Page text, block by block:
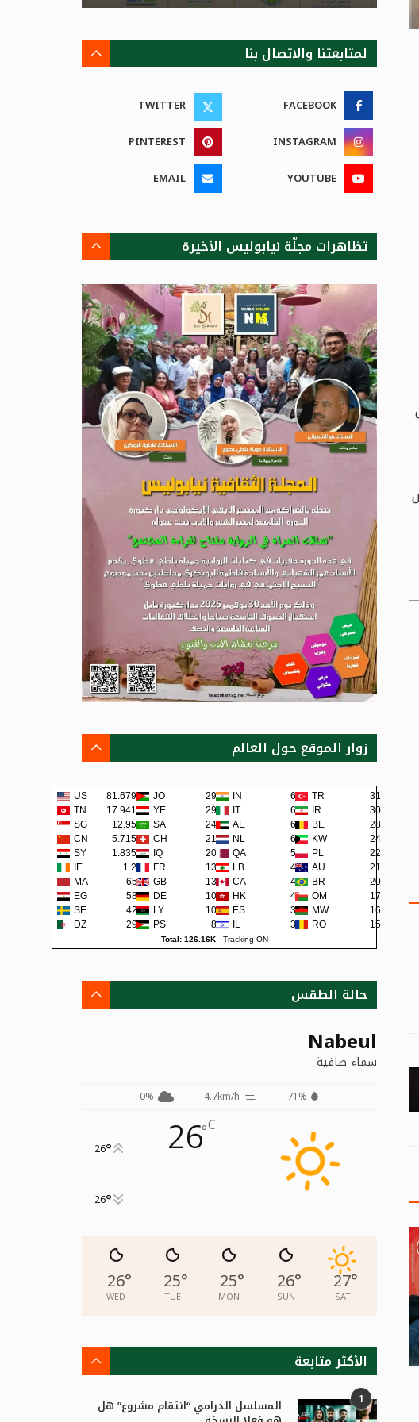
قليبية: المهرجان الدولي لفيلم الهواة
بقليبية الدورة التاسعة... الدورة...
لمتابعتنا والاتصال بنا
FACEBOOK
TWITTER
INSTAGRAM
PINTEREST
YOUTUBE
EMAIL
تظاهرات مجلّة نيابوليس الأخيرة
زوار الموقع حول العالم
US 81.679K JO 292 IN 68 TR
31
TN
17.941K YE 290 IT 62 IR
30
SG
12.95K SA 242 AE 62 BE
28
CN
5.715K CH 219 NL 60 KW
24
SY
1.835K IQ 200 QA 57 PL
22
IE
1.2K FR 138 LB 48 AU
21
MA
659 GB 133 CA 45 BR
20
EG
581 DE 108 HK 42 OM
17
SE
422 LY 105 ES 38 MW
16
DZ
295 PS 80 IL 36 RO 15
Total: 126.16K- Tracking ON
حالة الطقس
Nabeul
سماء صافية
71%
4.7km/h
0%
26°C
26°
26°
27°
SAT
26°
SUN
25°
MON
25°
TUE
26°
WED
الأكثر متابعة
1 المسلسل الدرامي “انتقام مشروع” هل